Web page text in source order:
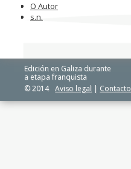
O Autor
s.n.
Edición en Galiza durante
a etapa franquista
© 2014 Aviso legal | Contacto